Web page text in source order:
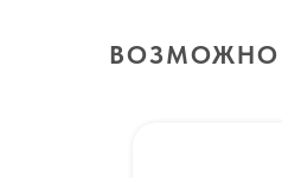
ВОЗМОЖНО